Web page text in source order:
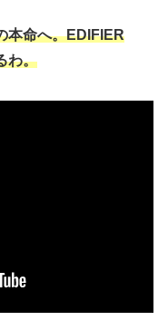
本命へ。EDIFIER
わ。